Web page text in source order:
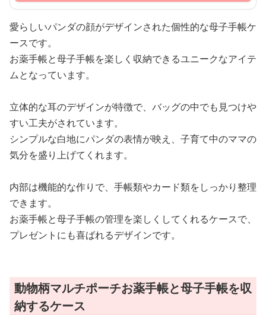
愛らしいパンダの顔がデザインされた個性的な母子手帳ケ
ースです。
お薬手帳と母子手帳を楽しく収納できるユニークなアイテ
ムとなっています。
立体的な耳のデザインが特徴で、バッグの中でも見つけや
すい工夫がされています。
シンプルな白地にパンダの表情が映え、子育て中のママの
気分を盛り上げてくれます。
内部は機能的な作りで、手帳類やカード類をしっかり整理
できます。
お薬手帳と母子手帳の管理を楽しくしてくれるケースで、
プレゼントにも喜ばれるデザインです。
動物柄マルチポーチお薬手帳と母子手帳を収
納するケース